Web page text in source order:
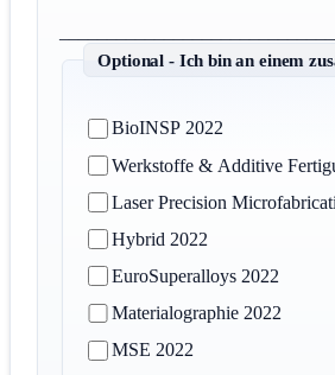
Optional - Ich bin an einem
BioINSP 2022
Werkstoffe & Additive
Laser Precision
Hybrid 2022
EuroSuperalloys 2022
Materialographie 2022
MSE 2022